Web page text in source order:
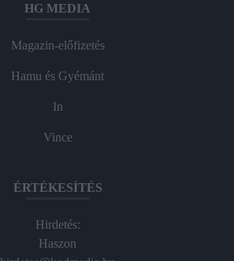
HG MEDIA
Magazin-előfizetés
Hamu és Gyémánt
In
Vince
ÉRTÉKESÍTÉS
Hirdetés:
Haszon